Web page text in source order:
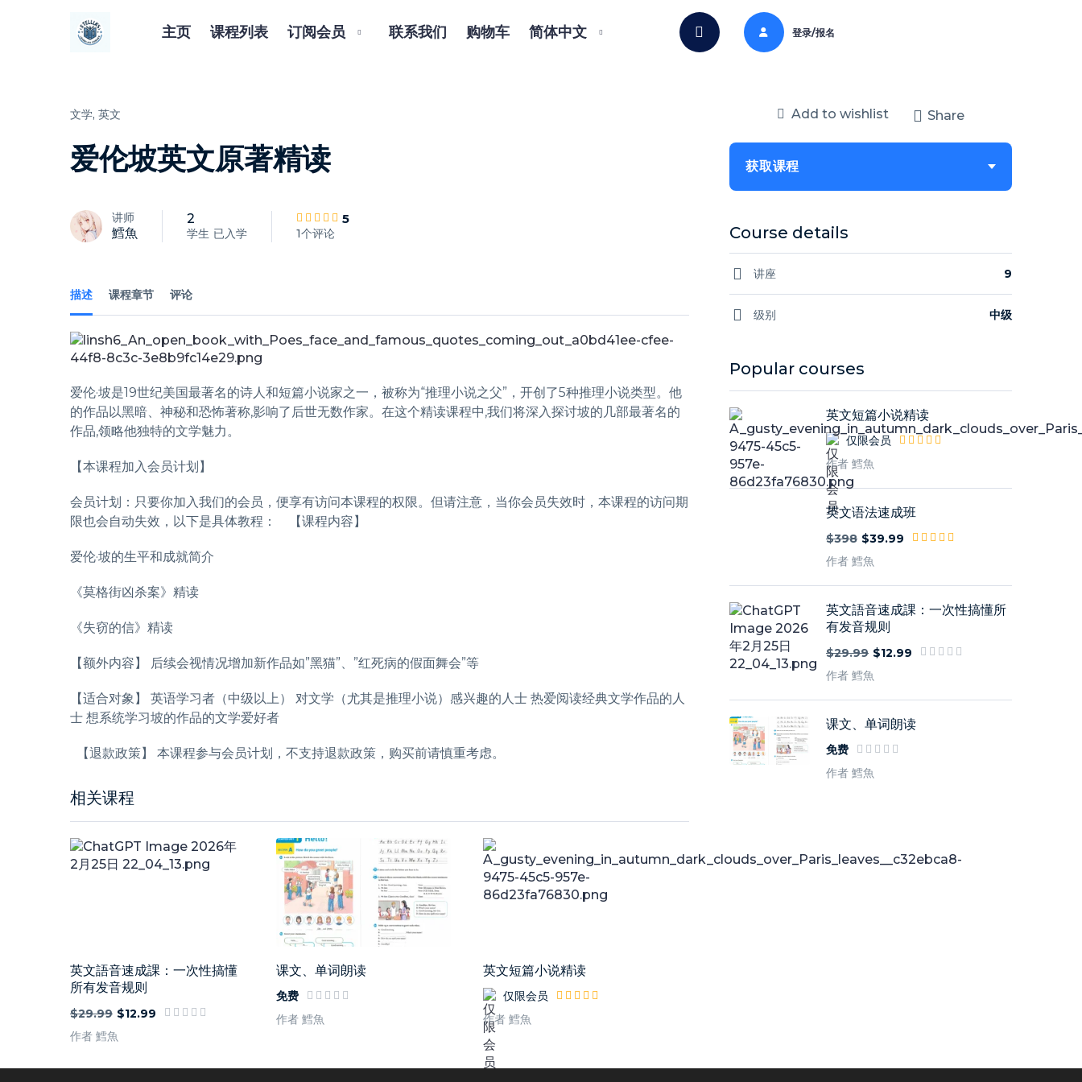
主页 课程列表 订阅会员 联系我们 购物车 简体中文 登录/报名
文学, 英文
爱伦坡英文原著精读
讲师
鱈魚
2
学生 已入学
5
1个评论
描述 课程章节 评论
爱伦·坡是19世纪美国最著名的诗人和短篇小说家之一，被称为“推理小说之父”，开创了5种推理小说类型。他
的作品以黑暗、神秘和恐怖著称,影响了后世无数作家。在这个精读课程中,我们将深入探讨坡的几部最著名的
作品,领略他独特的文学魅力。
【本课程加入会员计划】
会员计划：只要你加入我们的会员，便享有访问本课程的权限。但请注意，当你会员失效时，本课程的访问期
限也会自动失效，以下是具体教程：
【课程内容】
爱伦·坡的生平和成就简介
《莫格街凶杀案》精读
《失窃的信》精读
【额外内容】 后续会视情况增加新作品如”黑猫”、”红死病的假面舞会”等
【适合对象】 英语学习者（中级以上） 对文学（尤其是推理小说）感兴趣的人士 热爱阅读经典文学作品的人
士 想系统学习坡的作品的文学爱好者
【退款政策】 本课程参与会员计划，不支持退款政策，购买前请慎重考虑。
相关课程
英文語音速成課：一次性搞懂
所有发音规则
$29.99 $12.99
作者 鱈魚
课文、单词朗读
免费
作者 鱈魚
英文短篇小说精读
仅限会员
作者 鱈魚
Add to wishlist Share
获取课程
Course details
讲座 9
级别 中级
Popular courses
英文短篇小说精读
仅限会员
作者 鱈魚
英文语法速成班
$398 $39.99
作者 鱈魚
英文語音速成課：一次性搞懂所
有发音规则
$29.99 $12.99
作者 鱈魚
课文、单词朗读
免费
作者 鱈魚